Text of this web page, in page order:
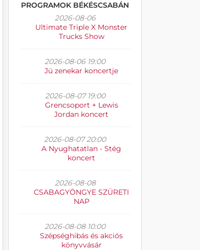
PROGRAMOK BÉKÉSCSABÁN
2026-08-06
Ultimate Triple X Monster
Trucks Show
2026-08-06 19:00
Jü zenekar koncertje
2026-08-07 19:00
Grencsoport + Lewis
Jordan koncert
2026-08-07 20:00
A Nyughatatlan - Stég
koncert
2026-08-08
CSABAGYÖNGYE SZÜRETI
NAP
2026-08-08 10:00
Szépséghibás és akciós
könyvvásár